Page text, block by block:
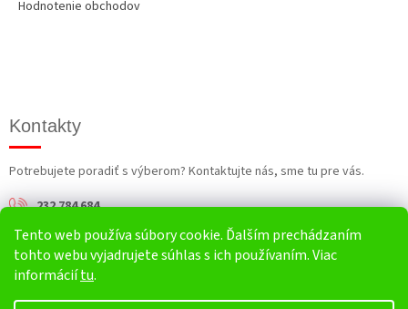
Tento web používa súbory cookie. Ďalším prechádzaním
tohto webu vyjadrujete súhlas s ich používaním. Viac
informáciítu.
Hodnotenie obchodov
Kontakty
Potrebujete poradiť s výberom? Kontaktujte nás, sme tu pre vás.
232 784 684
info@harv.sk